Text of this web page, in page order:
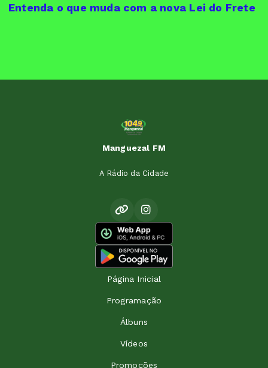
Entenda o que muda com a nova Lei do Frete
Manguezal FM
A Rádio da Cidade
Página Inicial
Programação
Álbuns
Vídeos
Promoções